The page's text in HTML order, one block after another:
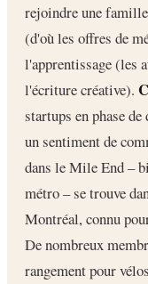
rejoindre une
(d'où les offres de
l'apprentissage (les
l'écriture créative).
startups en phase
un sentiment de
dans le Mile End –
métro – se trouve
Montréal, connu
De nombreux
rangement pour